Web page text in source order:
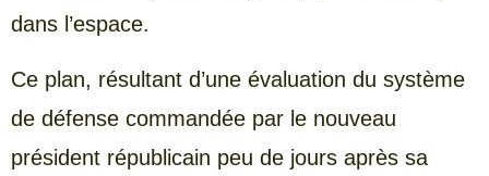
dans l’espace.
Ce plan, résultant d’une évaluation du système
de défense commandée par le nouveau
président républicain peu de jours après sa